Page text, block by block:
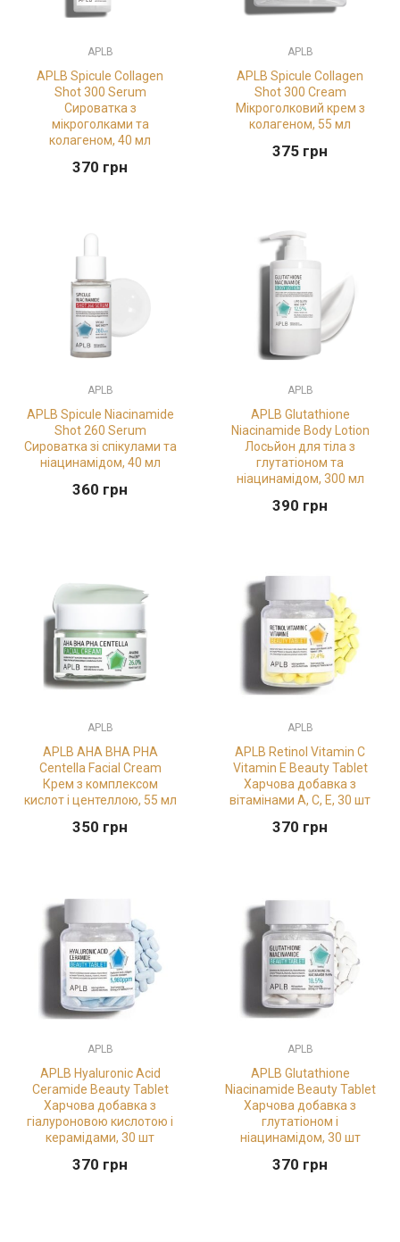
APLB
APLB Spicule Collagen
Shot 300 Serum
Сироватка з
мікроголками та
колагеном, 40 мл
370 грн
APLB
APLB Spicule Collagen
Shot 300 Cream
Мікроголковий крем з
колагеном, 55 мл
375 грн
APLB
APLB Spicule Niacinamide
Shot 260 Serum
Сироватка зі спікулами та
ніацинамідом, 40 мл
360 грн
APLB
APLB Glutathione
Niacinamide Body Lotion
Лосьйон для тіла з
глутатіоном та
ніацинамідом, 300 мл
390 грн
APLB
APLB AHA BHA PHA
Centella Facial Cream
Крем з комплексом
кислот і центеллою, 55 мл
350 грн
APLB
APLB Retinol Vitamin C
Vitamin E Beauty Tablet
Харчова добавка з
вітамінами A, C, E, 30 шт
370 грн
APLB
APLB Hyaluronic Acid
Ceramide Beauty Tablet
Харчова добавка з
гіалуроновою кислотою і
керамідами, 30 шт
370 грн
APLB
APLB Glutathione
Niacinamide Beauty Tablet
Харчова добавка з
глутатіоном і
ніацинамідом, 30 шт
370 грн